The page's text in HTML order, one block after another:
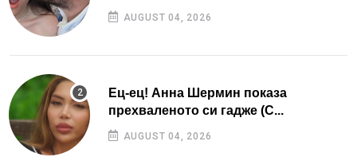
AUGUST 04, 2026
Ец-ец! Анна Шермин показа
прехваленото си гадже (С...
AUGUST 04, 2026